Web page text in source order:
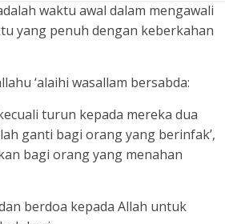
waktu awal dalam mengawali
yang penuh dengan keberkahan
‘alaihi wasallam bersabda:
turun kepada mereka dua
ganti bagi orang yang berinfak’,
bagi orang yang menahan
berdoa kepada Allah untuk